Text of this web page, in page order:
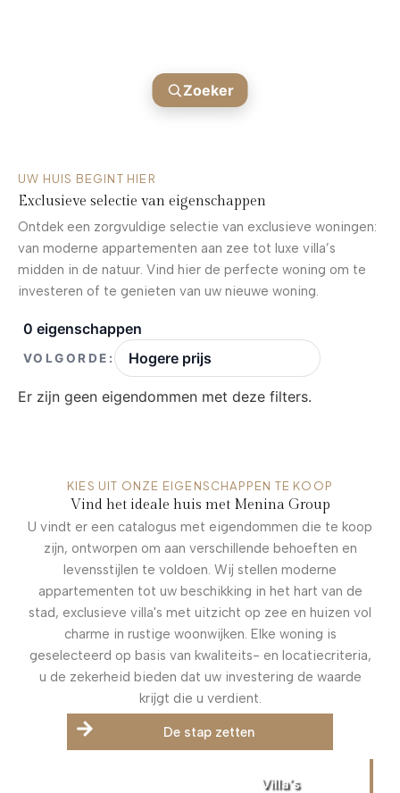
Zoeker
UW HUIS BEGINT HIER
Exclusieve selectie van eigenschappen
Ontdek een zorgvuldige selectie van exclusieve woningen:
van moderne appartementen aan zee tot luxe villa’s
midden in de natuur. Vind hier de perfecte woning om te
investeren of te genieten van uw nieuwe woning.
0 eigenschappen
VOLGORDE:
Er zijn geen eigendommen met deze filters.
KIES UIT ONZE EIGENSCHAPPEN TE KOOP
Vind het ideale huis met Menina Group
U vindt er een catalogus met eigendommen die te koop
zijn, ontworpen om aan verschillende behoeften en
levensstijlen te voldoen. Wij stellen moderne
appartementen tot uw beschikking in het hart van de
stad, exclusieve villa's met uitzicht op zee en huizen vol
charme in rustige woonwijken. Elke woning is
geselecteerd op basis van kwaliteits- en locatiecriteria,
u de zekerheid bieden dat uw investering de waarde
krijgt die u verdient.
De stap zetten
Villa's